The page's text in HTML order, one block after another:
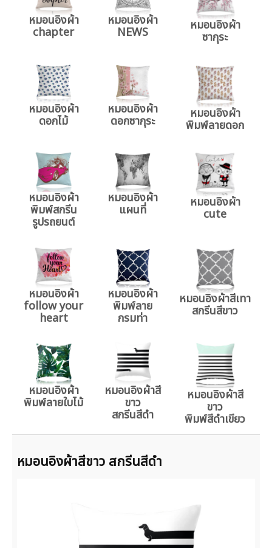
หมอนอิงผ้า
chapter
หมอนอิงผ้า
NEWS หมอนอิงผ้า
ซากุระ
หมอนอิงผ้า
ดอกไม้
หมอนอิงผ้า
ดอกซากุระ หมอนอิงผ้า
พิมพ์ลายดอก
หมอนอิงผ้า
พิมพ์สกรีน
รูปรถยนต์
หมอนอิงผ้า
แผนที่ หมอนอิงผ้า
cute
หมอนอิงผ้า
follow your
heart
หมอนอิงผ้า
พิมพ์ลาย
กรมท่า
หมอนอิงผ้าสีเทา
สกรีนสีขาว
หมอนอิงผ้า
พิมพ์ลายใบไม้
หมอนอิงผ้าสี
ขาว
สกรีนสีดำ
หมอนอิงผ้าสี
ขาว
พิมพ์สีดำเขียว
หมอนอิงผ้าสีขาว สกรีนสีดำ